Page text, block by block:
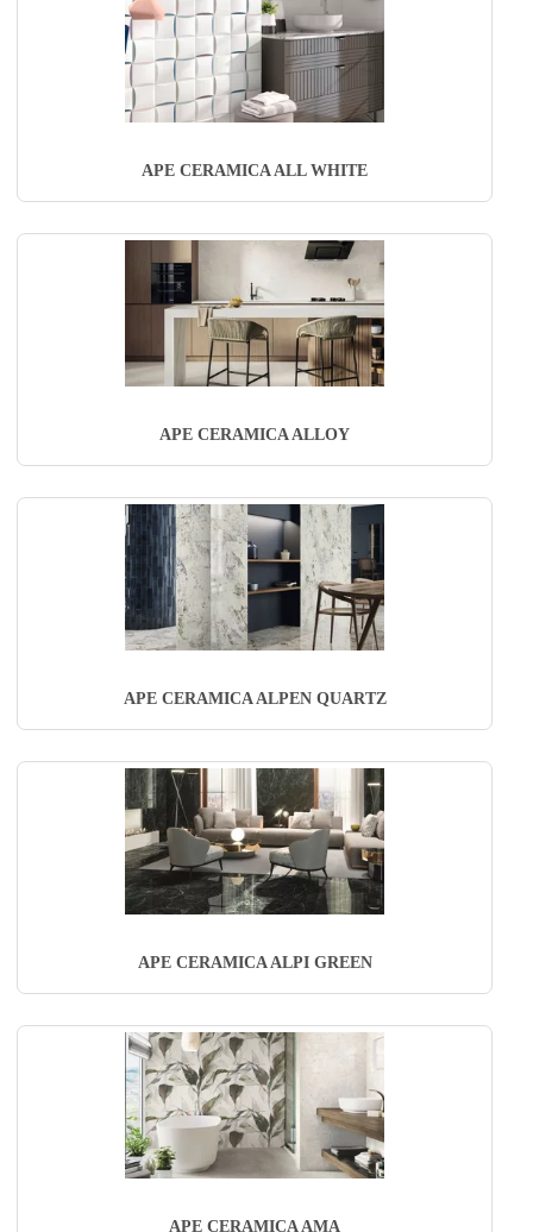
APE CERAMICA ALL WHITE
APE CERAMICA ALLOY
APE CERAMICA ALPEN QUARTZ
APE CERAMICA ALPI GREEN
APE CERAMICA AMA